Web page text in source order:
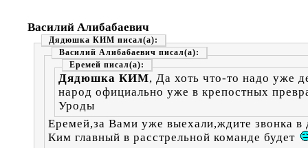
Василий Алибабаевич
Дядюшка КИМ
Василий Алибабаевич
Еремей
Дядюшка КИМ, Да хоть что-то надо уже
народ официально уже в крепостных
Уроды
Еремей,за Вами уже выехали,ждите звонка в
Ким главный в расстрельной команде будет